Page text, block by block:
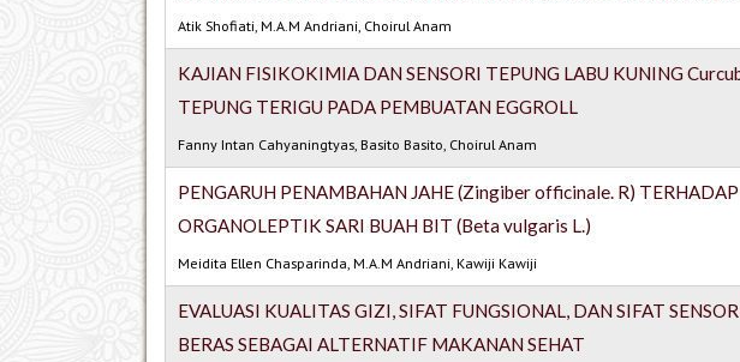
Atik Shofiati, M.A.M Andriani, Choirul Anam
KAJIAN FISIKOKIMIA DAN SENSORI TEPUNG LABU KUNING
TEPUNG TERIGU PADA PEMBUATAN EGGROLL
Fanny Intan Cahyaningtyas, Basito Basito, Choirul Anam
PENGARUH PENAMBAHAN JAHE (Zingiber officinale. R)
ORGANOLEPTIK SARI BUAH BIT (Beta vulgaris L.)
Meidita Ellen Chasparinda, M.A.M Andriani, Kawiji Kawiji
EVALUASI KUALITAS GIZI, SIFAT FUNGSIONAL, DAN SIFAT
BERAS SEBAGAI ALTERNATIF MAKANAN SEHAT